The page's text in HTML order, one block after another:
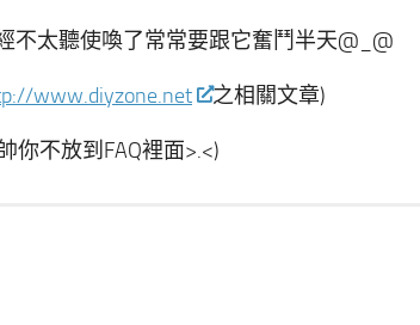
不太聽使喚了常常要跟它奮鬥半天@_@
www.diyzone.net 之相關文章)
你不放到FAQ裡面>.<)